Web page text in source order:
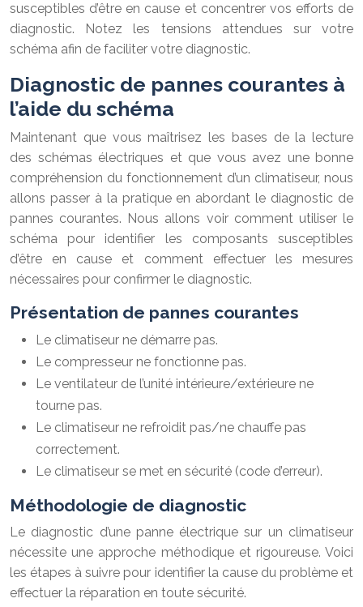
susceptibles d’être en cause et concentrer vos efforts de
diagnostic. Notez les tensions attendues sur votre
schéma afin de faciliter votre diagnostic.
Diagnostic de pannes courantes à
l’aide du schéma
Maintenant que vous maîtrisez les bases de la lecture
des schémas électriques et que vous avez une bonne
compréhension du fonctionnement d’un climatiseur, nous
allons passer à la pratique en abordant le diagnostic de
pannes courantes. Nous allons voir comment utiliser le
schéma pour identifier les composants susceptibles
d’être en cause et comment effectuer les mesures
nécessaires pour confirmer le diagnostic.
Présentation de pannes courantes
Le climatiseur ne démarre pas.
Le compresseur ne fonctionne pas.
Le ventilateur de l’unité intérieure/extérieure ne
tourne pas.
Le climatiseur ne refroidit pas/ne chauffe pas
correctement.
Le climatiseur se met en sécurité (code d’erreur).
Méthodologie de diagnostic
Le diagnostic d’une panne électrique sur un climatiseur
nécessite une approche méthodique et rigoureuse. Voici
les étapes à suivre pour identifier la cause du problème et
effectuer la réparation en toute sécurité.